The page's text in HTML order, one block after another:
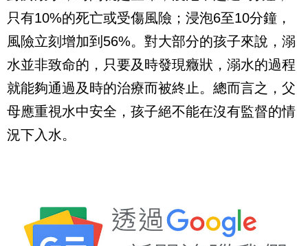
只有10%的死亡或受傷風險；浸泡6至10分鐘，
風險立刻增加到56%。對大部分的孩子來說，溺
水並非致命的，只要及時發現癥狀，溺水的過程
就能夠通過及時的治療而被終止。總而言之，父
母應重視水中安全，孩子絕不能在沒有監督的情
況下入水。